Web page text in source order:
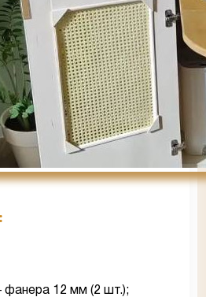
фанера 12 мм (2 шт.);